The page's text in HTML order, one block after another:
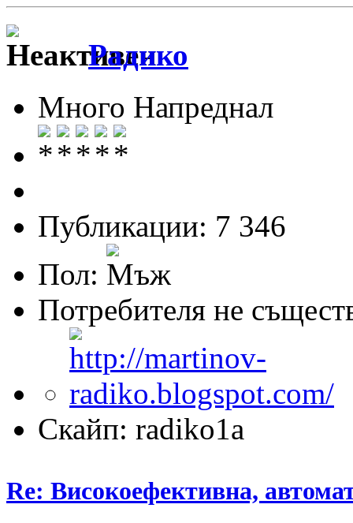
Радико
Много Напреднал
Публикации: 7 346
Пол:
Потребителя не
Скайп: radiko1a
Re: Високоефективна,